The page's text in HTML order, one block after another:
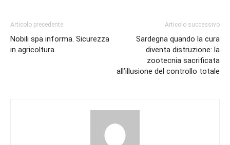
Articolo precedente
Nobili spa informa. Sicurezza
in agricoltura.
Articolo successivo
Sardegna quando la cura
diventa distruzione: la
zootecnia sacrificata
all’illusione del controllo totale